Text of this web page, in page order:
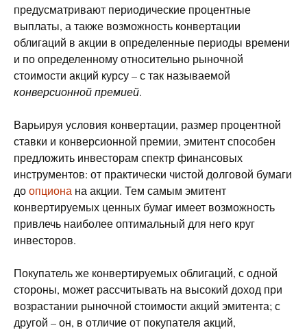
предусматривают периодические процентные
выплаты, а также возможность конвертации
облигаций в акции в определенные периоды времени
и по определенному относительно рыночной
стоимости акций курсу – с так называемой
конверсионной премией.
Варьируя условия конвертации, размер процентной
ставки и конверсионной премии, эмитент способен
предложить инвесторам спектр финансовых
инструментов: от практически чистой долговой бумаги
доопциона на акции. Тем самым эмитент
конвертируемых ценных бумаг имеет возможность
привлечь наиболее оптимальный для него круг
инвесторов.
Покупатель же конвертируемых облигаций, с одной
стороны, может рассчитывать на высокий доход при
возрастании рыночной стоимости акций эмитента; с
другой – он, в отличие от покупателя акций,